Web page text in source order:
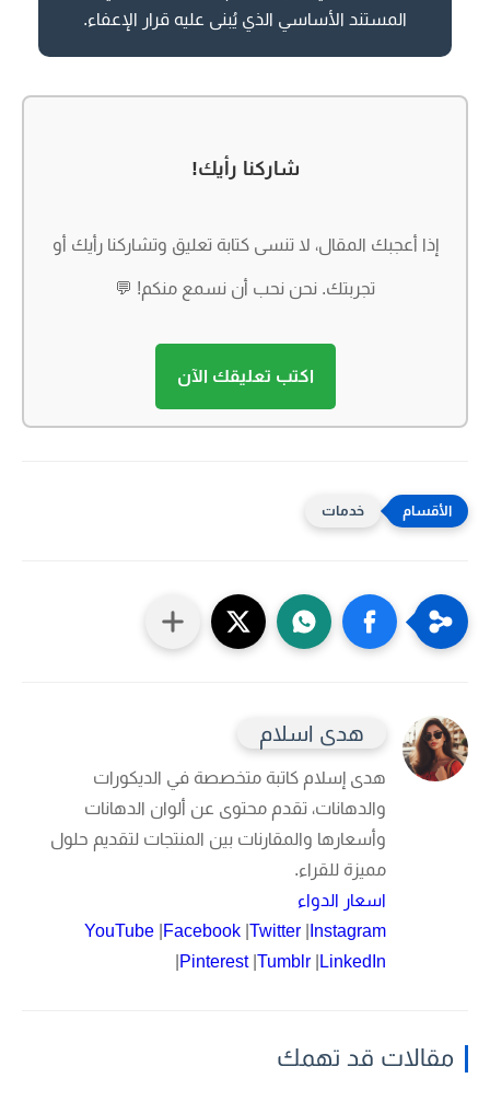
المستند الأساسي الذي يُبنى عليه قرار الإعفاء.
شاركنا رأيك!
إذا أعجبك المقال، لا تنسى كتابة تعليق وتشاركنا رأيك أو
تجربتك. نحن نحب أن نسمع منكم! 💬
اكتب تعليقك الآن
خدمات
هدى اسلام
هدى إسلام كاتبة متخصصة في الديكورات
والدهانات، تقدم محتوى عن ألوان الدهانات
وأسعارها والمقارنات بين المنتجات لتقديم حلول
مميزة للقراء.
اسعار الدواء
YouTube Facebook Twitter
Instagram
Pinterest| Tumblr LinkedIn
مقالات قد تهمك